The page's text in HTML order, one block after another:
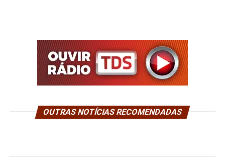
OUTRAS NOTÍCIAS RECOMENDADAS